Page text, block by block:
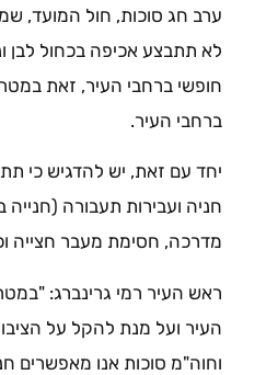
לא תתבצע אכיפה בכחול לבן
חופשי ברחבי העיר, זאת
ברחבי העיר.
יחד עם זאת, יש להדגיש כי
חניה ועבירות תעבורה (חנייה
מדרכה, חסימת מעבר חצייה
ראש העיר רמי גרינברג:
העיר ועל מנת להקל על
וחוה"מ סוכות אנו מאפשרים